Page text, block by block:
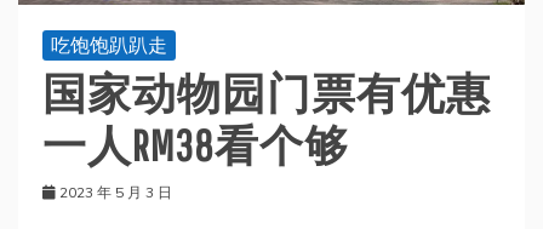
吃饱饱趴趴走
国家动物园门票有优惠
一人RM38看个够
2023 年 5 月 3 日